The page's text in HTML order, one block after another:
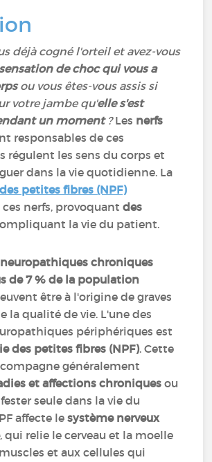
déjà cogné l'orteil et avez-vous
de choc qui vous a
ou vous êtes-vous assis si
votre jambe qu'elle s'est
un moment?Les nerfs
responsables de ces
régulent les sens du corps et
dans la vie quotidienne. La
petites fibres (NPF)
nerfs, provoquantdes
la vie du patient.
chroniques
de 7 % de la population
être à l'origine de graves
la qualité de vie. L'une des
périphériques est
des petites fibres (NPF). Cette
généralement
et affections chroniques ou
seule dans la vie du
affecte lesystème nerveux
, qui relie le cerveau et la moelle
et aux cellules qui